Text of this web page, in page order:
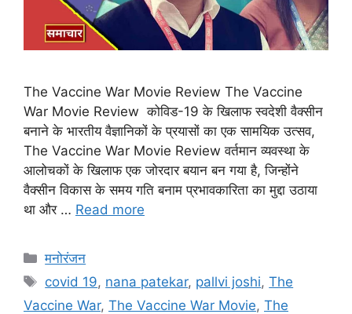
The Vaccine War Movie Review The Vaccine
War Movie Review कोविड-19 के खिलाफ स्वदेशी वैक्सीन
बनाने के भारतीय वैज्ञानिकों के प्रयासों का एक सामयिक उत्सव,
The Vaccine War Movie Review वर्तमान व्यवस्था के
आलोचकों के खिलाफ एक जोरदार बयान बन गया है, जिन्होंने
वैक्सीन विकास के समय गति बनाम प्रभावकारिता का मुद्दा उठाया
था और … Read more
Categories
मनोरंजन
Tags
covid 19, nana patekar, pallvi joshi,The
Vaccine War, The Vaccine War Movie, The